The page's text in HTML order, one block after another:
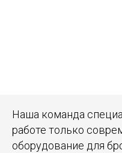
Наша команда
работе только
оборудование для